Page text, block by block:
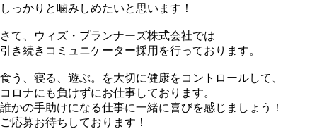
しっかりと噛みしめたいと思います！
さて、ウィズ・プランナーズ株式会社では
引き続きコミュニケーター採用を行っております。
食う、寝る、遊ぶ。を大切に健康をコントロールして、
コロナにも負けずにお仕事しております。
誰かの手助けになる仕事に一緒に喜びを感じましょう！
ご応募お待ちしております！